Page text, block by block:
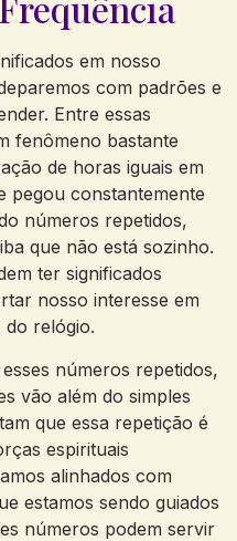
em nosso
com padrões e
Entre essas
fenômeno bastante
de horas iguais em
pegou constantemente
números repetidos,
que não está sozinho.
ter significados
nosso interesse em
relógio.
números repetidos,
vão além do simples
que essa repetição é
espirituais
alinhados com
estamos sendo guiados
números podem servir